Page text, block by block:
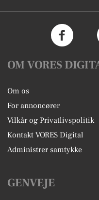
OM VORES
Om os
For annoncører
Vilkår og Privatlivspolitik
Kontakt VORES Digital
Administrer samtykke
GENVEJE